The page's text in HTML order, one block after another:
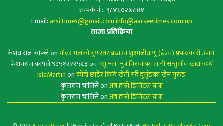
सम्पर्क नं : ९८४६०२७८४१
Email:arsi.times@gmail.cominfo@aarseetimes.com.np
ताजा प्रतिक्रिया
केशव राज काफ्लेonगोवर मलको गुणस्तर बढाउन शुक्ष्मजीवाणु (ईएम) प्रभावकारी उपाय
केशवराज काफ्ले ९८५१२२२५८३onपशु मल–मुत्र विरुवाका लागी सन्तुलीत खाद्यपदार्थ
IslaMartinonकोदो छाडेर किवि खेती गर्दै दुर्लुङका खेम गुरुङ
कुलराज चालिसेonअब हाम्रो डिजिटल यात्रा
कुलराज चालिसेonअब हाम्रो डिजिटल यात्रा